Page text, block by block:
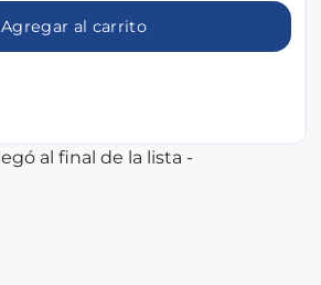
Agregar al carrito
al final de la lista -